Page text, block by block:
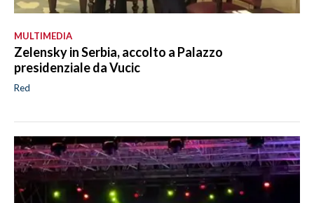
MULTIMEDIA
Zelensky in Serbia, accolto a Palazzo
presidenziale da Vucic
Red